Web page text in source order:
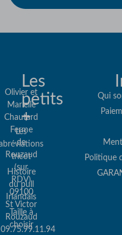
Olivier et
Marielle
Chautard
Ferme
de
Rouzaud
(sur
RDV)
09100
St Victor
Rouzaud
09.75.99.11.94
Les
petits
+
Les
tricot
Histoire
du pull
Irlandais
Taille à
choisir
Qui
Politique